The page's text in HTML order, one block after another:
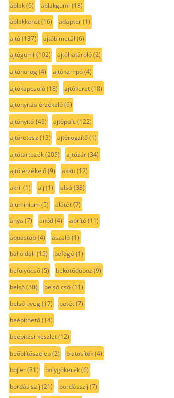
ablak(6) ablakgumi (18)
ablakkeret(16) adapter(1)
ajtó(137) ajtóbimetál (6)
ajtógumi (102) ajtóhatároló(2)
ajtóhorog(4) ajtókampó(4)
ajtókapcsoló(18) ajtókeret(18)
ajtónyitás érzékelő(6)
ajtónyitó(49) ajtópolc(122)
ajtóretesz (13) ajtórögzítő(1)
ajtótartozék(205) ajtózár(34)
ajtó érzékelő(9) akku(12)
akril (1) alj (1) alsó(33)
aluminium(5) alátét(7)
anya (7) anód(4) aprító(11)
aquastop(4) aszaló(1)
bal oldali (15) befogó(1)
befolyócső(5) bekötődoboz (9)
belső(30) belső cső(11)
belső üveg(17) betét(7)
beépíthető(14)
beépítési készlet(12)
beőblítőszelep(2) biztosíték(4)
bojler(31) bolygókerék(6)
bordás szíj (21) bordásszíj (7)